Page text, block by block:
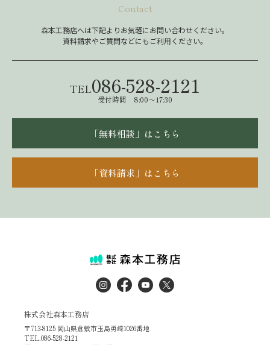
Contact
森本工務店へは下記よりお気軽にお問い合わせください。
資料請求やご質問などにもご利用ください。
TEL086-528-2121
受付時間 8:00～17:30
「無料相談」はこちら
「資料請求」はこちら
株式会社森本工務店
〒713-8125 岡山県倉敷市玉島勇崎1026番地
TEL.086-528-2121